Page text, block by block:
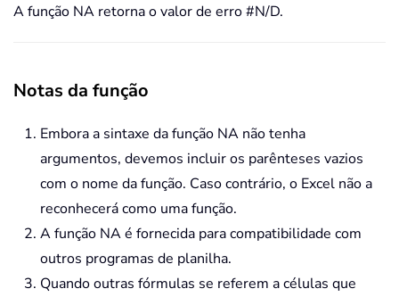
A função NA retorna o valor de erro #N/D.
Notas da função
Embora a sintaxe da função NA não tenha
argumentos, devemos incluir os parênteses vazios
com o nome da função. Caso contrário, o Excel não a
reconhecerá como uma função.
A função NA é fornecida para compatibilidade com
outros programas de planilha.
Quando outras fórmulas se referem a células que